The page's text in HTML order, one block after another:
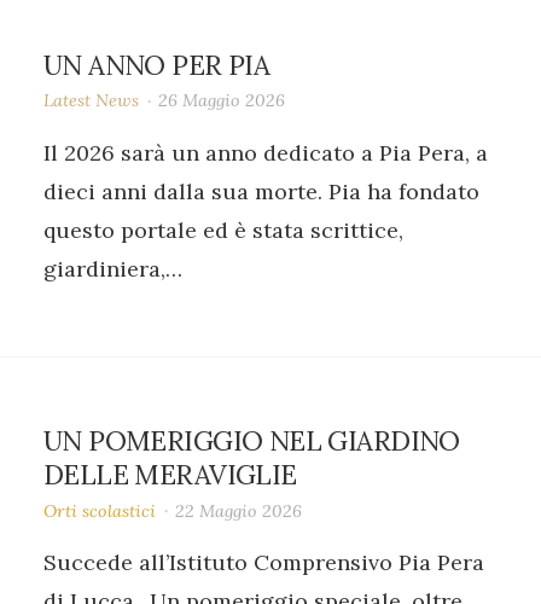
UN ANNO PER PIA
Latest News 26 Maggio 2026
Il 2026 sarà un anno dedicato a Pia Pera, a
dieci anni dalla sua morte. Pia ha fondato
questo portale ed è stata scrittice,
giardiniera,…
UN POMERIGGIO NEL GIARDINO
DELLE MERAVIGLIE
Orti scolastici 22 Maggio 2026
Succede all’Istituto Comprensivo Pia Pera